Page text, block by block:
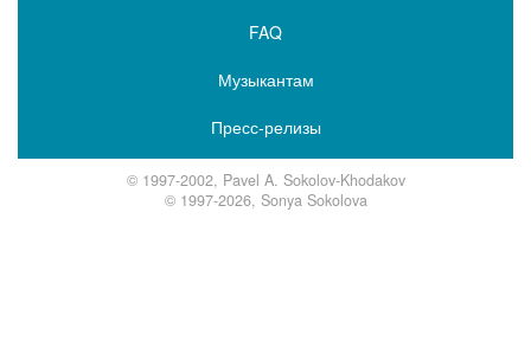
FAQ
Музыкантам
Пресс-релизы
© 1997-2002, Pavel A. Sokolov-Khodakov
© 1997-2026, Sonya Sokolova